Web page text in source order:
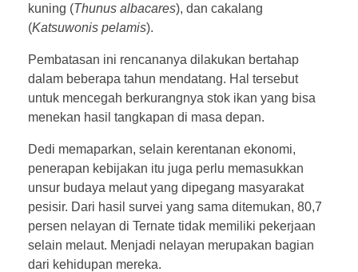
kuning (Thunus albacares), dan cakalang
(Katsuwonis pelamis).
Pembatasan ini rencananya dilakukan bertahap
dalam beberapa tahun mendatang. Hal tersebut
untuk mencegah berkurangnya stok ikan yang bisa
menekan hasil tangkapan di masa depan.
Dedi memaparkan, selain kerentanan ekonomi,
penerapan kebijakan itu juga perlu memasukkan
unsur budaya melaut yang dipegang masyarakat
pesisir. Dari hasil survei yang sama ditemukan, 80,7
persen nelayan di Ternate tidak memiliki pekerjaan
selain melaut. Menjadi nelayan merupakan bagian
dari kehidupan mereka.